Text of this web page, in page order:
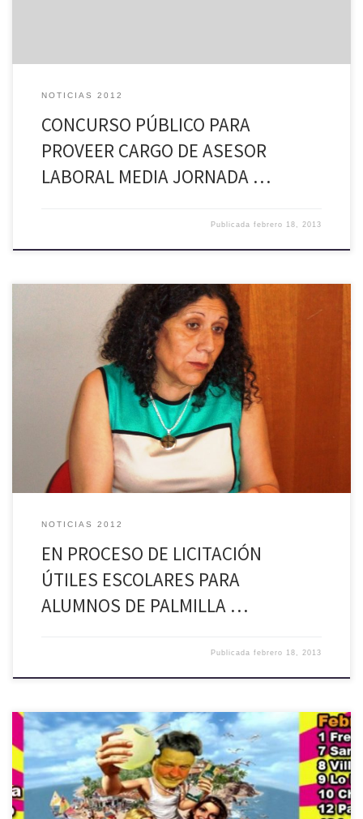
NOTICIAS 2012
CONCURSO PÚBLICO PARA
PROVEER CARGO DE ASESOR
LABORAL MEDIA JORNADA …
Publicadafebrero 18, 2013
En pleno proceso de licitación se encuentran la adquisición de útiles
escolares para los alumnos de todos los establecimientos
educacionales de la comuna, de acuerdo a lo dispuesto por la
alcaldesa de Palmilla, Gloria Paredes Valdés, quien indicó al
Departamento de Educación Municipal, que la primera semana de
clases, los […]
NOTICIAS 2012
EN PROCESO DE LICITACIÓN
ÚTILES ESCOLARES PARA
ALUMNOS DE PALMILLA …
Publicadafebrero 18, 2013
Este jueves, a partir de las 21 horas continúa el desarrollo del
Programa de Verano Palmilla 2013, organizado por la Ilustre